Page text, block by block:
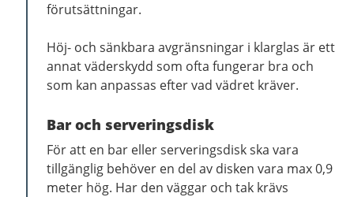
förutsättningar.
Höj- och sänkbara avgränsningar i klarglas är ett
annat väderskydd som ofta fungerar bra och
som kan anpassas efter vad vädret kräver.
Bar och serveringsdisk
För att en bar eller serveringsdisk ska vara
tillgänglig behöver en del av disken vara max 0,9
meter hög. Har den väggar och tak krävs